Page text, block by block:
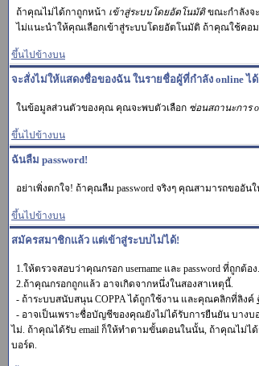
ถ้าคุณไม่ได้กาถูกหน้า เข้าสู่ระบบโดยอัตโนมัติขณะกำลังจ
ไม่แนะนำให้คุณเลือกเข้าสู่ระบบโดยอัตโนมัติ ถ้าคุณใช้คอม
ขึ้นไปข้างบน
จะสั่งไม่ให้แสดงชื่อของฉัน ในรายชื่อผู้ที่กำลัง online ได้
ในข้อมูลส่วนตัวของคุณ คุณจะพบตัวเลือก ซ่อนสถานะการ
ขึ้นไปข้างบน
ฉันลืม password!
อย่าเพิ่งตกใจ! ถ้าคุณลืม password จริงๆ คุณสามารถขออั
ขึ้นไปข้างบน
สมัครสมาชิกแล้ว แต่เข้าสู่ระบบไม่ได้!
1.ให้ตรวจสอบว่าคุณกรอก username และ password ที่ถูกต้อง.
2.ถ้าคุณกรอกถูกแล้ว อาจเกิดจากหนึ่งในสองสาเหตุนี้.
- ถ้าระบบสนับสนุน COPPA ได้ถูกใช้งาน และคุณคลิกที่ลิงค์
- อาจเป็นเพราะชื่อบัญชีของคุณยังไม่ได้รับการยืนยัน บาง
ไม่. ถ้าคุณได้รับ email ก็ให้ทำตามขั้นตอนในนั้น, ถ้าคุณไม่ไ
บอร์ด.